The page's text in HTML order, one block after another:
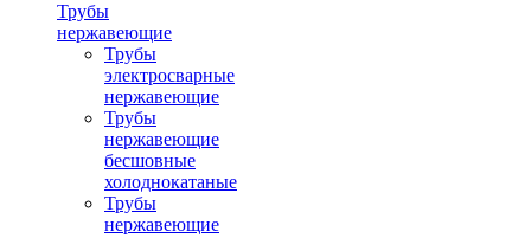
Трубы
нержавеющие
Трубы
электросварные
нержавеющие
Трубы
нержавеющие
бесшовные
холоднокатаные
Трубы
нержавеющие